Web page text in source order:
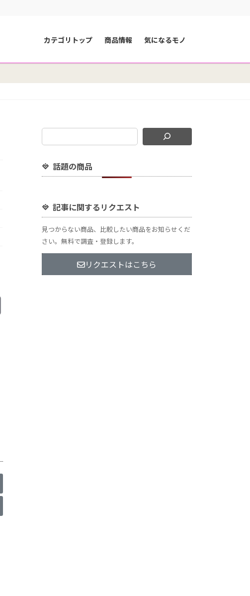
カテゴリトップ 商品情報 気になるモノ
話題の商品
記事に関するリクエスト
見つからない商品、比較したい商品をお知らせくだ
さい。無料で調査・登録します。
リクエストはこちら